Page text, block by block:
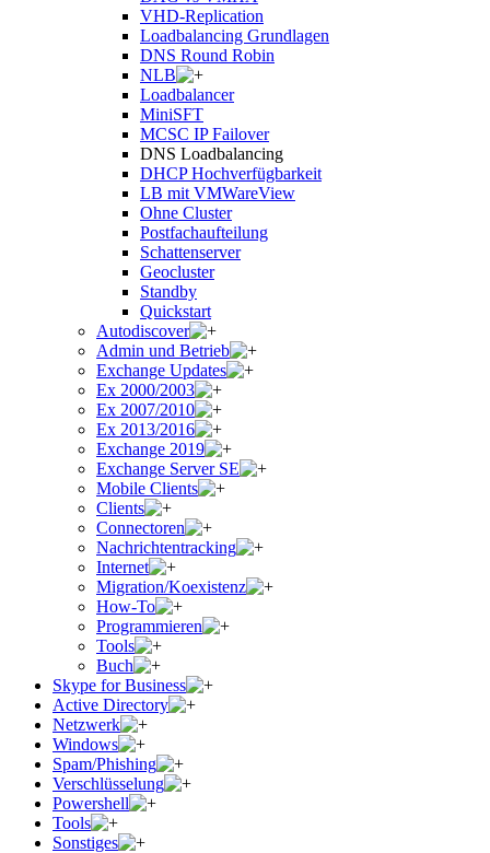
VHD-Replication
Loadbalancing Grundlagen
DNS Round Robin
NLB
Loadbalancer
MiniSFT
MCSC IP Failover
DNS Loadbalancing
DHCP Hochverfügbarkeit
LB mit VMWareView
Ohne Cluster
Postfachaufteilung
Schattenserver
Geocluster
Standby
Quickstart
Autodiscover
Admin und Betrieb
Exchange Updates
Ex 2000/2003
Ex 2007/2010
Ex 2013/2016
Exchange 2019
Exchange Server SE
Mobile Clients
Clients
Connectoren
Nachrichtentracking
Internet
Migration/Koexistenz
How-To
Programmieren
Tools
Buch
Skype for Business
Active Directory
Netzwerk
Windows
Spam/Phishing
Verschlüsselung
Powershell
Tools
Sonstiges